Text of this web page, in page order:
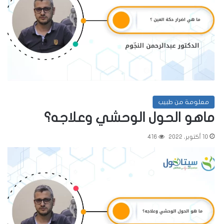
معلومة من طبيب
ماهو الحول الوحشي وعلاجه؟
10 أكتوبر، 2022 416